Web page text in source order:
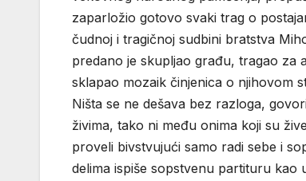
zaparložio gotovo svaki trag o
čudnoj i tragičnoj sudbini bratstva
predano je skupljao građu, tragao za
sklapao mozaik činjenica o njihovom
Ništa se ne dešava bez razloga,
živima, tako ni među onima koji su
proveli bivstvujući samo radi sebe i
delima ispiše sopstvenu partituru kao